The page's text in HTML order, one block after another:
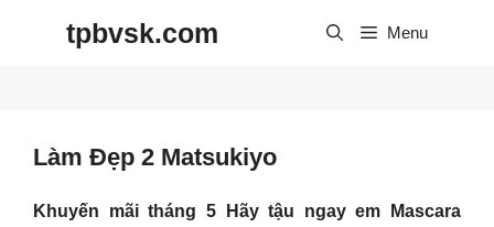
tpbvsk.com Menu
Làm Đẹp 2 Matsukiyo
Khuyến mãi tháng 5 Hãy tậu ngay em Mascara